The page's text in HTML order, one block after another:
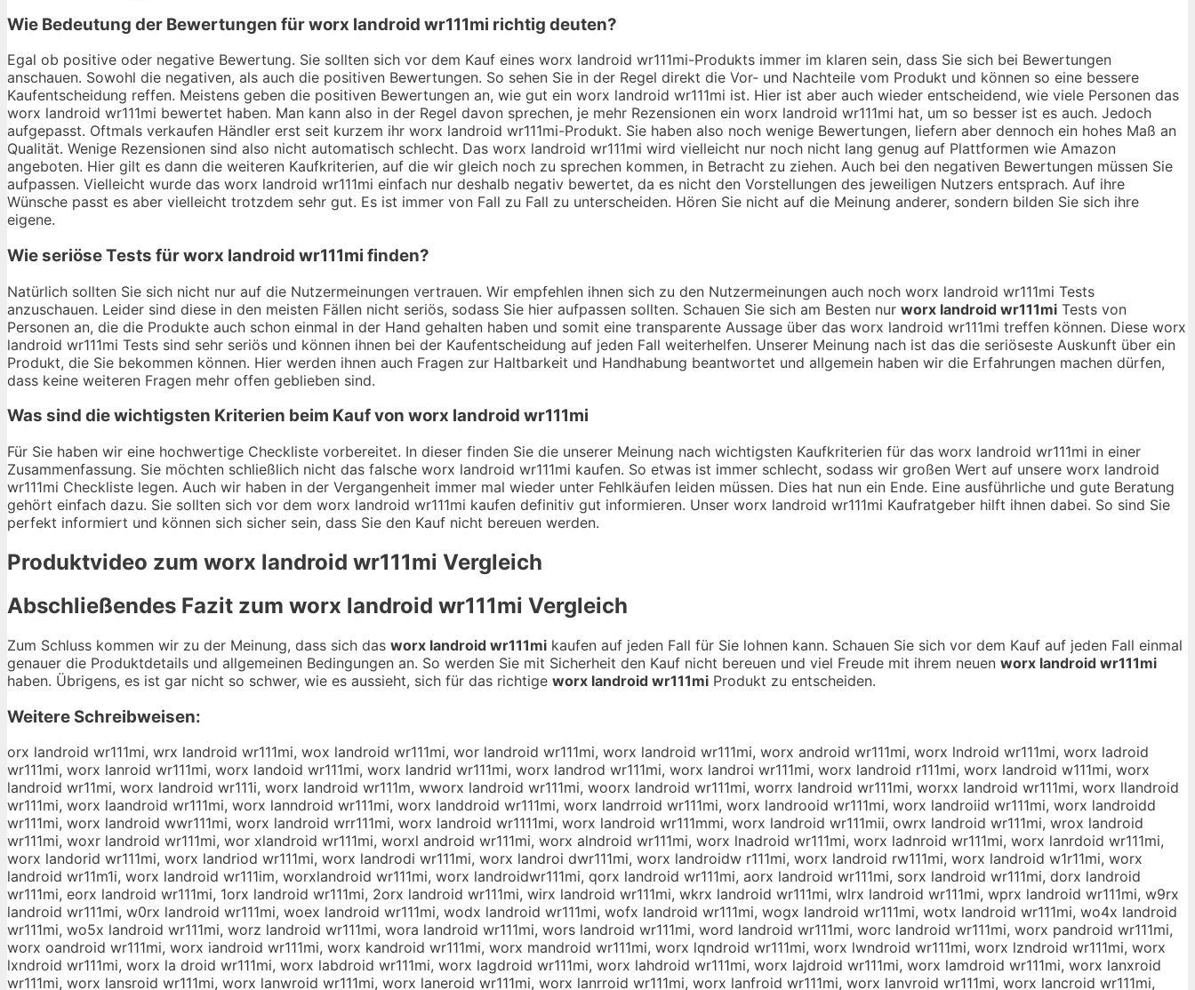
Wie Bedeutung der Bewertungen für worx landroid wr111mi richtig deuten?
Egal ob positive oder negative Bewertung. Sie sollten sich vor dem Kauf eines worx landroid wr111mi-Produkts immer im klaren sein, dass Sie sich bei Bewertungen
anschauen. Sowohl die negativen, als auch die positiven Bewertungen. So sehen Sie in der Regel direkt die Vor- und Nachteile vom Produkt und können so eine bessere
Kaufentscheidung reffen. Meistens geben die positiven Bewertungen an, wie gut ein worx landroid wr111mi ist. Hier ist aber auch wieder entscheidend, wie viele Personen das
worx landroid wr111mi bewertet haben. Man kann also in der Regel davon sprechen, je mehr Rezensionen ein worx landroid wr111mi hat, um so besser ist es auch. Jedoch
aufgepasst. Oftmals verkaufen Händler erst seit kurzem ihr worx landroid wr111mi-Produkt. Sie haben also noch wenige Bewertungen, liefern aber dennoch ein hohes Maß an
Qualität. Wenige Rezensionen sind also nicht automatisch schlecht. Das worx landroid wr111mi wird vielleicht nur noch nicht lang genug auf Plattformen wie Amazon
angeboten. Hier gilt es dann die weiteren Kaufkriterien, auf die wir gleich noch zu sprechen kommen, in Betracht zu ziehen. Auch bei den negativen Bewertungen müssen Sie
aufpassen. Vielleicht wurde das worx landroid wr111mi einfach nur deshalb negativ bewertet, da es nicht den Vorstellungen des jeweiligen Nutzers entsprach. Auf ihre
Wünsche passt es aber vielleicht trotzdem sehr gut. Es ist immer von Fall zu Fall zu unterscheiden. Hören Sie nicht auf die Meinung anderer, sondern bilden Sie sich ihre
eigene.
Wie seriöse Tests für worx landroid wr111mi finden?
Natürlich sollten Sie sich nicht nur auf die Nutzermeinungen vertrauen. Wir empfehlen ihnen sich zu den Nutzermeinungen auch noch worx landroid wr111mi Tests
anzuschauen. Leider sind diese in den meisten Fällen nicht seriös, sodass Sie hier aufpassen sollten. Schauen Sie sich am Besten nur worx landroid wr111mi Tests von
Personen an, die die Produkte auch schon einmal in der Hand gehalten haben und somit eine transparente Aussage über das worx landroid wr111mi treffen können. Diese worx
landroid wr111mi Tests sind sehr seriös und können ihnen bei der Kaufentscheidung auf jeden Fall weiterhelfen. Unserer Meinung nach ist das die seriöseste Auskunft über ein
Produkt, die Sie bekommen können. Hier werden ihnen auch Fragen zur Haltbarkeit und Handhabung beantwortet und allgemein haben wir die Erfahrungen machen dürfen,
dass keine weiteren Fragen mehr offen geblieben sind.
Was sind die wichtigsten Kriterien beim Kauf von worx landroid wr111mi
Für Sie haben wir eine hochwertige Checkliste vorbereitet. In dieser finden Sie die unserer Meinung nach wichtigsten Kaufkriterien für das worx landroid wr111mi in einer
Zusammenfassung. Sie möchten schließlich nicht das falsche worx landroid wr111mi kaufen. So etwas ist immer schlecht, sodass wir großen Wert auf unsere worx landroid
wr111mi Checkliste legen. Auch wir haben in der Vergangenheit immer mal wieder unter Fehlkäufen leiden müssen. Dies hat nun ein Ende. Eine ausführliche und gute Beratung
gehört einfach dazu. Sie sollten sich vor dem worx landroid wr111mi kaufen definitiv gut informieren. Unser worx landroid wr111mi Kaufratgeber hilft ihnen dabei. So sind Sie
perfekt informiert und können sich sicher sein, dass Sie den Kauf nicht bereuen werden.
Produktvideo zum worx landroid wr111mi Vergleich
Abschließendes Fazit zum worx landroid wr111mi Vergleich
Zum Schluss kommen wir zu der Meinung, dass sich das worx landroid wr111mi kaufen auf jeden Fall für Sie lohnen kann. Schauen Sie sich vor dem Kauf auf jeden Fall einmal
genauer die Produktdetails und allgemeinen Bedingungen an. So werden Sie mit Sicherheit den Kauf nicht bereuen und viel Freude mit ihrem neuen worx landroid wr111mi
haben. Übrigens, es ist gar nicht so schwer, wie es aussieht, sich für das richtige worx landroid wr111mi Produkt zu entscheiden.
Weitere Schreibweisen:
orx landroid wr111mi, wrx landroid wr111mi, wox landroid wr111mi, wor landroid wr111mi, worx landroid wr111mi, worx android wr111mi, worx lndroid wr111mi, worx ladroid
wr111mi, worx lanroid wr111mi, worx landoid wr111mi, worx landrid wr111mi, worx landrod wr111mi, worx landroi wr111mi, worx landroid r111mi, worx landroid w111mi, worx
landroid wr11mi, worx landroid wr111i, worx landroid wr111m, wworx landroid wr111mi, woorx landroid wr111mi, worrx landroid wr111mi, worxx landroid wr111mi, worx llandroid
wr111mi, worx laandroid wr111mi, worx lanndroid wr111mi, worx landdroid wr111mi, worx landrroid wr111mi, worx landrooid wr111mi, worx landroiid wr111mi, worx landroidd
wr111mi, worx landroid wwr111mi, worx landroid wrr111mi, worx landroid wr1111mi, worx landroid wr111mmi, worx landroid wr111mii, owrx landroid wr111mi, wrox landroid
wr111mi, woxr landroid wr111mi, wor xlandroid wr111mi, worxl android wr111mi, worx alndroid wr111mi, worx lnadroid wr111mi, worx ladnroid wr111mi, worx lanrdoid wr111mi,
worx landorid wr111mi, worx landriod wr111mi, worx landrodi wr111mi, worx landroi dwr111mi, worx landroidw r111mi, worx landroid rw111mi, worx landroid w1r11mi, worx
landroid wr11m1i, worx landroid wr111im, worxlandroid wr111mi, worx landroidwr111mi, qorx landroid wr111mi, aorx landroid wr111mi, sorx landroid wr111mi, dorx landroid
wr111mi, eorx landroid wr111mi, 1orx landroid wr111mi, 2orx landroid wr111mi, wirx landroid wr111mi, wkrx landroid wr111mi, wlrx landroid wr111mi, wprx landroid wr111mi, w9rx
landroid wr111mi, w0rx landroid wr111mi, woex landroid wr111mi, wodx landroid wr111mi, wofx landroid wr111mi, wogx landroid wr111mi, wotx landroid wr111mi, wo4x landroid
wr111mi, wo5x landroid wr111mi, worz landroid wr111mi, wora landroid wr111mi, wors landroid wr111mi, word landroid wr111mi, worc landroid wr111mi, worx pandroid wr111mi,
worx oandroid wr111mi, worx iandroid wr111mi, worx kandroid wr111mi, worx mandroid wr111mi, worx lqndroid wr111mi, worx lwndroid wr111mi, worx lzndroid wr111mi, worx
lxndroid wr111mi, worx la droid wr111mi, worx labdroid wr111mi, worx lagdroid wr111mi, worx lahdroid wr111mi, worx lajdroid wr111mi, worx lamdroid wr111mi, worx lanxroid
wr111mi, worx lansroid wr111mi, worx lanwroid wr111mi, worx laneroid wr111mi, worx lanrroid wr111mi, worx lanfroid wr111mi, worx lanvroid wr111mi, worx lancroid wr111mi,